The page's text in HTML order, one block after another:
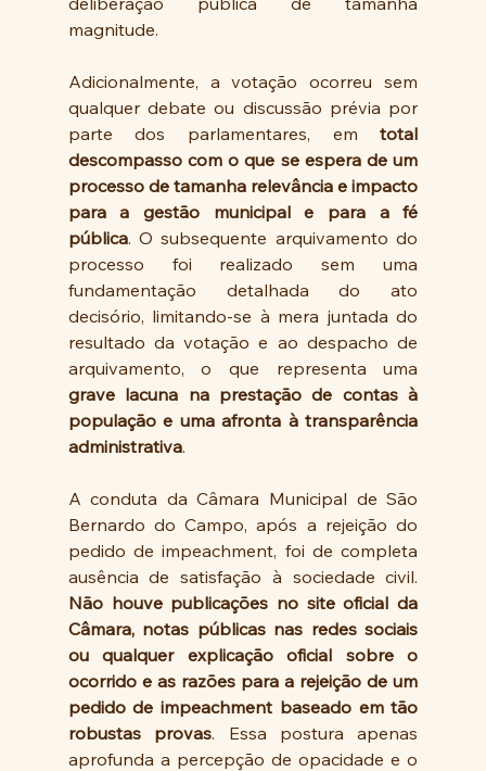
magnitude.
Adicionalmente, a votação ocorreu sem
qualquer debate ou discussão prévia por
parte dos parlamentares, em total
descompasso com o que se espera de um
processo de tamanha relevância e impacto
para a gestão municipal e para a fé
pública. O subsequente arquivamento do
processo foi realizado sem uma
fundamentação detalhada do ato
decisório, limitando-se à mera juntada do
resultado da votação e ao despacho de
grave lacuna na prestação de contas à
população e uma afronta à transparência
administrativa.
A conduta da Câmara Municipal de São
Bernardo do Campo, após a rejeição do
pedido de impeachment, foi de completa
Não houve publicações no site oficial da
Câmara, notas públicas nas redes sociais
ou qualquer explicação oficial sobre o
ocorrido e as razões para a rejeição de um
pedido de impeachment baseado em tão
robustas provas. Essa postura apenas
aprofunda a percepção de opacidade e o